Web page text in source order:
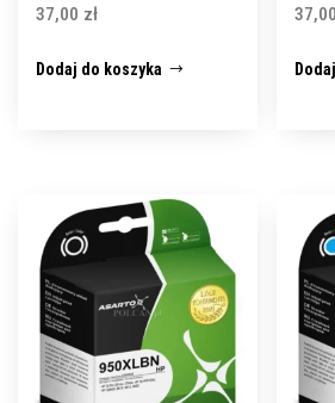
37,00 zł
Dodaj do koszyka
37,00